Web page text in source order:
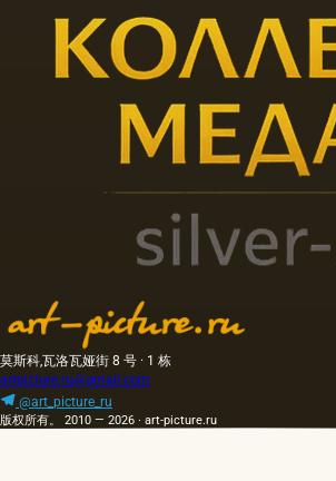
莫斯科,瓦洛瓦娅街 8 号 · 1 栋
artpicture.ru@gmail.com
@art_picture_ru
版权所有。 2010 — 2026 · art-picture.ru